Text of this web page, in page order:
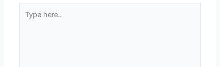
here..